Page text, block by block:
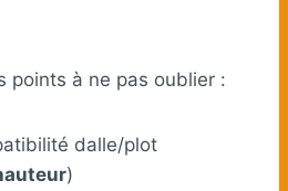
points à ne pas oublier :
dalle/plot
)